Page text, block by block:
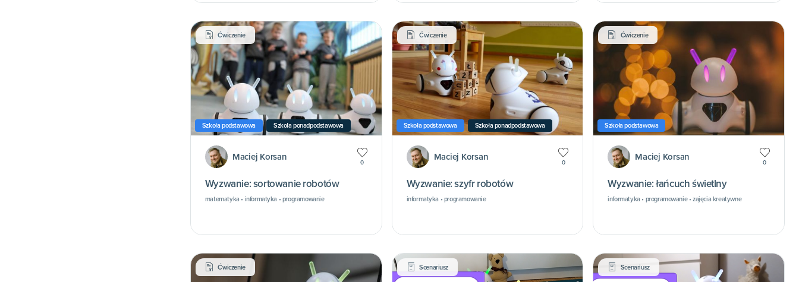
Ćwiczenie
Szkoła podstawowa Szkoła ponadpodstawowa
Maciej Korsan
0
Wyzwanie: sortowanie robotów
matematyka • informatyka • programowanie
Ćwiczenie
Szkoła podstawowa Szkoła ponadpodstawowa
Maciej Korsan
0
Wyzwanie: szyfr robotów
informatyka • programowanie
Ćwiczenie
Szkoła podstawowa
Maciej Korsan
0
Wyzwanie: łańcuch świetlny
informatyka • programowanie • zajęcia kreatywne
Ćwiczenie Scenariusz Scenariusz